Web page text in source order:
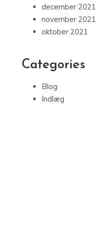
december 2021
november 2021
oktober 2021
Categories
Blog
Indlæg